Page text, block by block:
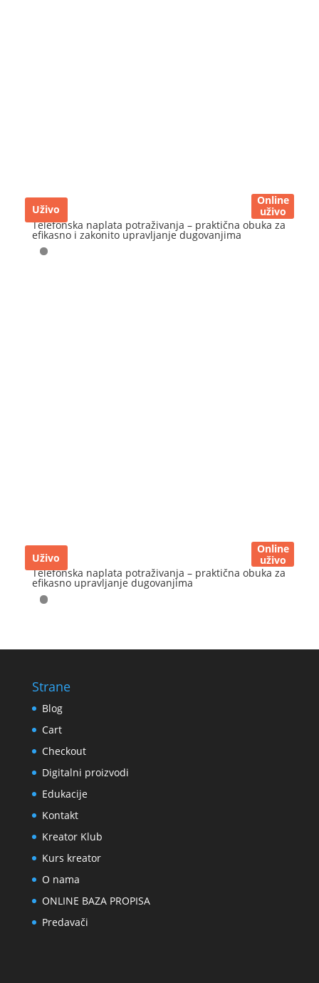
Uživo
Online
uživo
Telefonska naplata potraživanja – praktična obuka za
efikasno i zakonito upravljanje dugovanjima
Uživo
Online
uživo
Telefonska naplata potraživanja – praktična obuka za
efikasno upravljanje dugovanjima
Strane
Blog
Cart
Checkout
Digitalni proizvodi
Edukacije
Kontakt
Kreator Klub
Kurs kreator
O nama
ONLINE BAZA PROPISA
Predavači